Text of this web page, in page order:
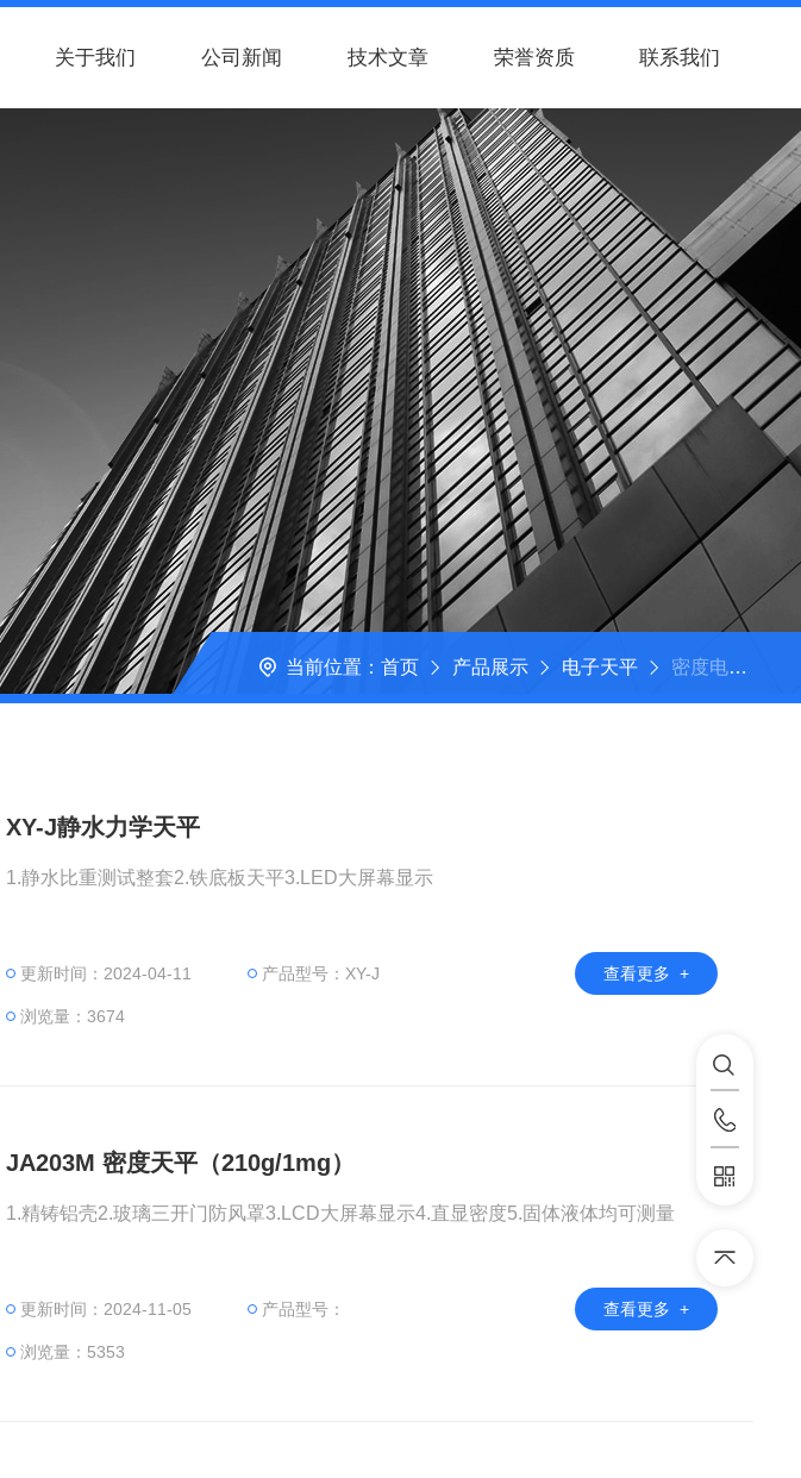
关于我们 公司新闻 技术文章 荣誉资质 联系我们
当前位置： 首页 产品展示 电子天平 密度电子天平
XY-J静水力学天平
1.静水比重测试整套2.铁底板天平3.LED大屏幕显示
更新时间：2024-04-11 产品型号：XY-J
浏览量：3674
查看更多 +
JA203M 密度天平（210g/1mg）
1.精铸铝壳2.玻璃三开门防风罩3.LCD大屏幕显示4.直显密度5.固体液体均可测量
更新时间：2024-11-05 产品型号：
浏览量：5353
查看更多 +